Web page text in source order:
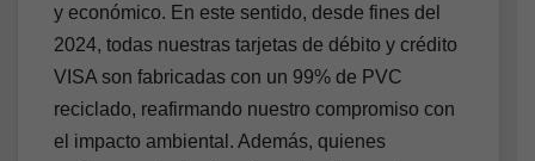
y económico. En este sentido, desde fines del
2024, todas nuestras tarjetas de débito y crédito
VISA son fabricadas con un 99% de PVC
reciclado, reafirmando nuestro compromiso con
el impacto ambiental. Además, quienes